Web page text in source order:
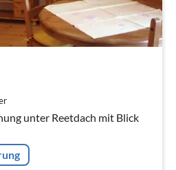
unter Reetdach mit Blick